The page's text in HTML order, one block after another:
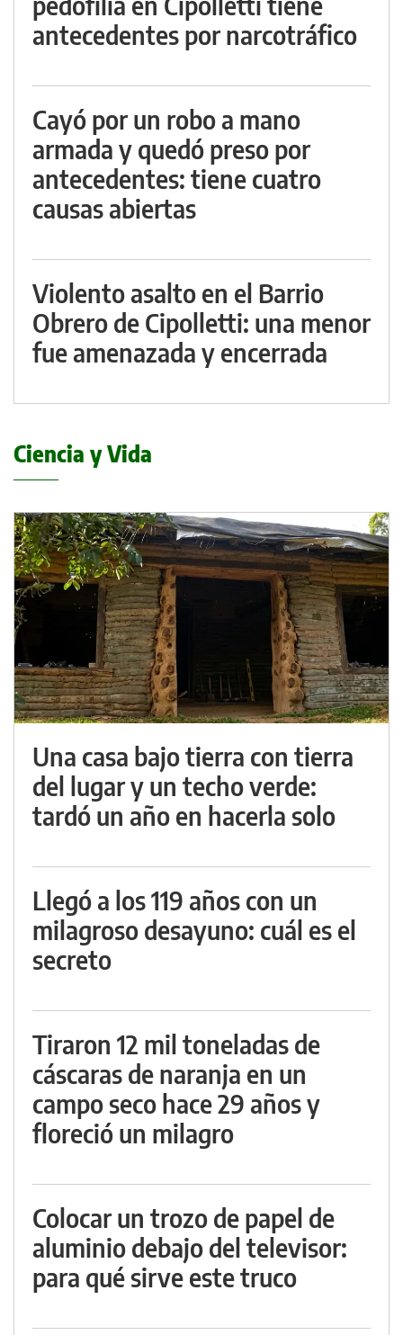
antecedentes por narcotráfico
Cayó por un robo a mano
armada y quedó preso por
antecedentes: tiene cuatro
causas abiertas
Violento asalto en el Barrio
Obrero de Cipolletti: una menor
fue amenazada y encerrada
Ciencia y Vida
Una casa bajo tierra con tierra
del lugar y un techo verde:
tardó un año en hacerla solo
Llegó a los 119 años con un
milagroso desayuno: cuál es el
secreto
Tiraron 12 mil toneladas de
cáscaras de naranja en un
campo seco hace 29 años y
floreció un milagro
Colocar un trozo de papel de
aluminio debajo del televisor:
para qué sirve este truco